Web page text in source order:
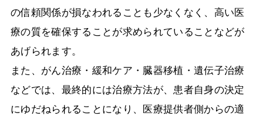
の信頼関係が損なわれることも少なくなく、高い医
療の質を確保することが求められていることなどが
あげられます。
また、がん治療・緩和ケア・臓器移植・遺伝子治療
などでは、最終的には治療方法が、患者自身の決定
にゆだねられることになり、医療提供者側からの適